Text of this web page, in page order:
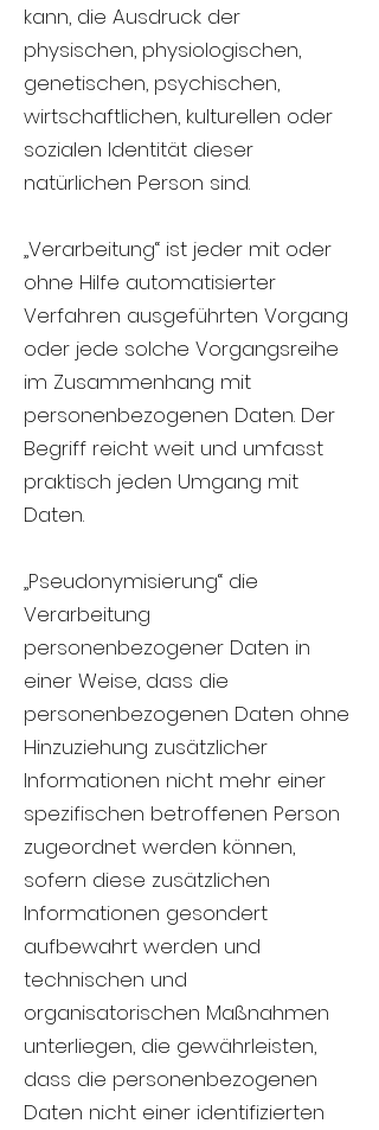
kann, die Ausdruck der
physischen, physiologischen,
genetischen, psychischen,
wirtschaftlichen, kulturellen oder
sozialen Identität dieser
natürlichen Person sind.
„Verarbeitung“ ist jeder mit oder
ohne Hilfe automatisierter
Verfahren ausgeführten Vorgang
oder jede solche Vorgangsreihe
im Zusammenhang mit
personenbezogenen Daten. Der
Begriff reicht weit und umfasst
praktisch jeden Umgang mit
Daten.
„Pseudonymisierung“ die
Verarbeitung
personenbezogener Daten in
einer Weise, dass die
personenbezogenen Daten ohne
Hinzuziehung zusätzlicher
Informationen nicht mehr einer
spezifischen betroffenen Person
zugeordnet werden können,
sofern diese zusätzlichen
Informationen gesondert
aufbewahrt werden und
technischen und
organisatorischen Maßnahmen
unterliegen, die gewährleisten,
dass die personenbezogenen
Daten nicht einer identifizierten